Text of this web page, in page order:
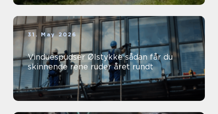
31. May 2026
Vinduespudser Ølstykke sådan får du
skinnende rene ruder året rundt